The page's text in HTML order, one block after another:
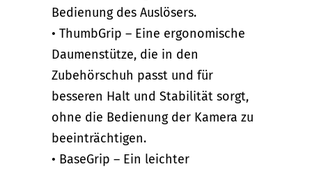
Bedienung des Auslösers.
• ThumbGrip – Eine ergonomische
Daumenstütze, die in den
Zubehörschuh passt und für
besseren Halt und Stabilität sorgt,
ohne die Bedienung der Kamera zu
beeinträchtigen.
• BaseGrip – Ein leichter